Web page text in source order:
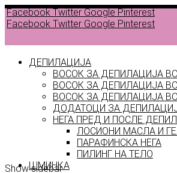
Facebook Twitter Google Pinterest
Facebook Twitter Google Pinterest
ДЕПИЛАЦИЈА
ВОСОК ЗА ДЕПИЛАЦИЈА
ВОСОК ЗА ДЕПИЛАЦИЈА
ВОСОК ЗА ДЕПИЛАЦИЈА
ДОДАТОЦИ ЗА
НЕГА ПРЕД И ПОСЛЕ
ЛОСИОНИ МАСЛА И
ПАРАФИНСКА НЕГА
ПИЛИНГ НА ТЕЛО
ШМИНКА
products
Show sidebar